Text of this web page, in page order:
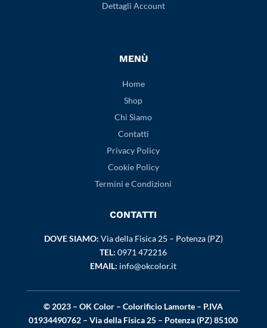
Dettagli Account
MENÙ
Home
Shop
Chi Siamo
Contatti
Privacy Policy
Cookie Policy
Termini e Condizioni
CONTATTI
DOVE SIAMO: Via della Fisica 25 – Potenza (PZ)
TEL: 0971 472216
EMAIL: info@okcolor.it
© 2023 – OK Color – Colorificio Lamorte – P.IVA
01934490762 – Via della Fisica 25 – Potenza (PZ) 85100